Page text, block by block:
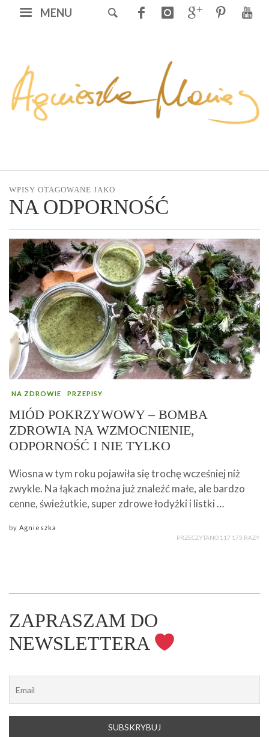
MENU
WPISY OTAGOWANE JAKO
NA ODPORNOŚĆ
NA ZDROWIE PRZEPISY
MIÓD POKRZYWOWY – BOMBA
ZDROWIA NA WZMOCNIENIE,
ODPORNOŚĆ I NIE TYLKO
Wiosna w tym roku pojawiła się trochę wcześniej niż
zwykle. Na łąkach można już znaleźć małe, ale bardzo
cenne, świeżutkie, super zdrowe łodyżki i listki …
by Agnieszka
PRZECZYTANO 117 173 RAZY
ZAPRASZAM DO
NEWSLETTERA